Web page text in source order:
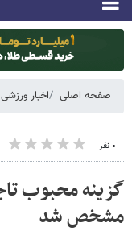
صفحه اصلی اخبار ورزشی
۰ نفر
گزینه محبوب
مشخص شد